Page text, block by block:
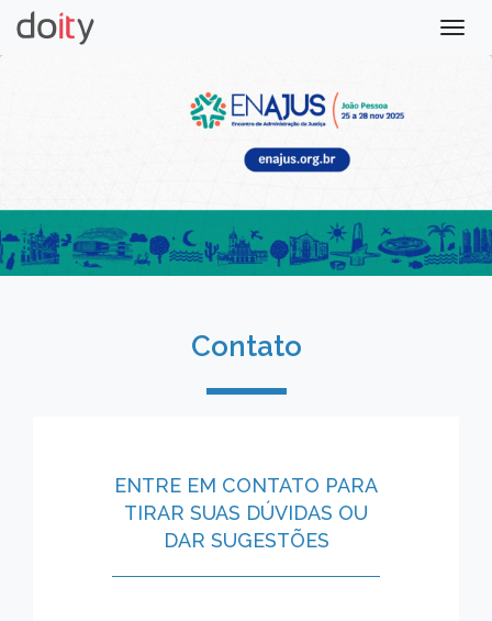
Contato
ENTRE EM CONTATO PARA
TIRAR SUAS DÚVIDAS OU
DAR SUGESTÕES